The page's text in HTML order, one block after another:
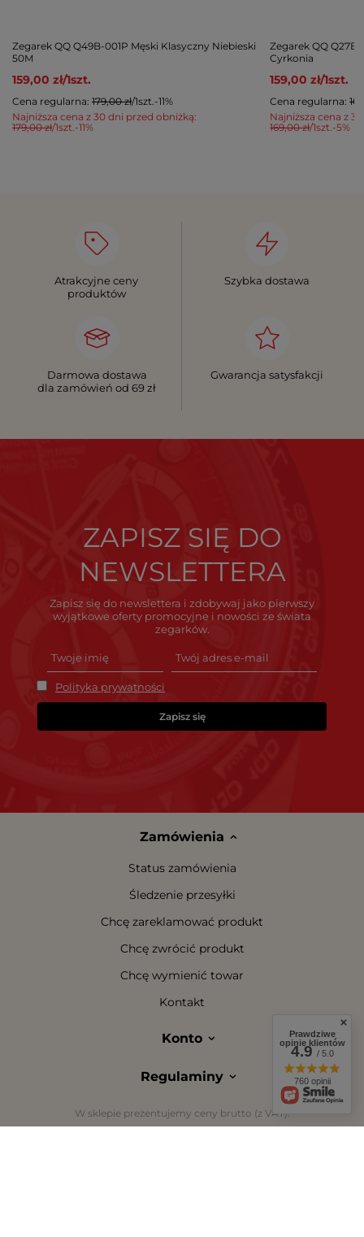
Zegarek QQ Q49B-001P Męski Klasyczny Niebieski
50M
159,00 zł/1szt.
Najniższa cena z 30 dni przed obniżką:
179,00 zł/1szt. -11%
Cena regularna: 179,00 zł/1szt. -11%
Zegarek QQ
Cyrkonia
159,00 zł/1szt.
Najniższa cena z
169,00 zł/1szt. -5%
Cena regularna:
Atrakcyjne ceny
produktów
Szybka dostawa
Darmowa dostawa
dla zamówień od 69 zł
Gwarancja satysfakcji
ZAPISZ SIĘ DO
NEWSLETTERA
Zapisz się do newslettera i zdobywaj jako pierwszy
wyjątkowe oferty promocyjne i nowości ze świata
zegarków.
Polityka prywatności
Zapisz się
Zamówienia
Status zamówienia
Śledzenie przesyłki
Chcę zareklamować produkt
Chcę zwrócić produkt
Chcę wymienić towar
Kontakt
Konto
Regulaminy
W sklepie prezentujemy ceny brutto (z VAT).
Prawdziwe
opinie klientów
4.9/ 5.0
760 opinii